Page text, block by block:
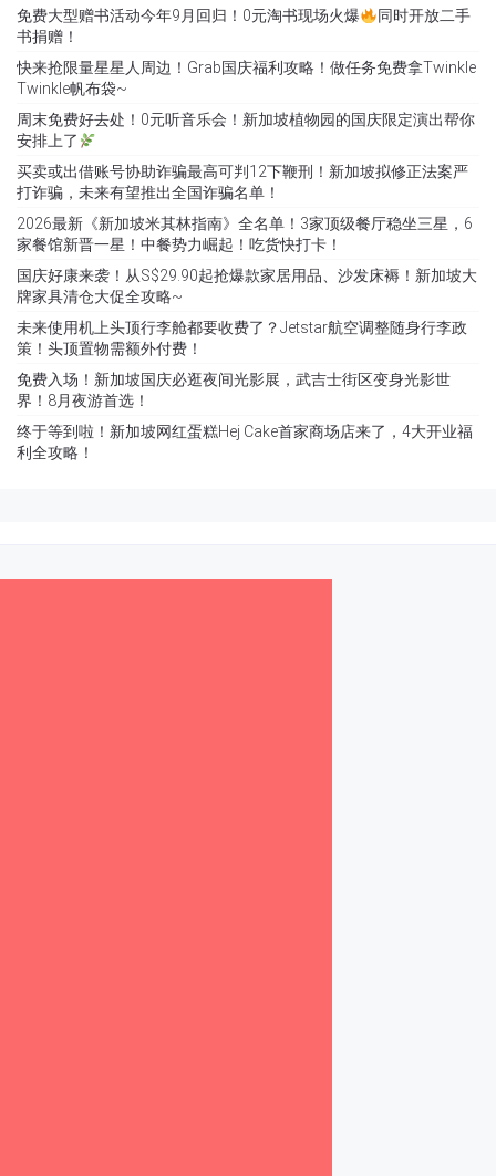
免费大型赠书活动今年9月回归！0元淘书现场火爆
同时开放二手
书捐赠！
快来抢限量星星人周边！Grab国庆福利攻略！做任务免费拿Twinkle
Twinkle帆布袋~
周末免费好去处！0元听音乐会！新加坡植物园的国庆限定演出帮你
安排上了
买卖或出借账号协助诈骗最高可判12下鞭刑！新加坡拟修正法案严
打诈骗，未来有望推出全国诈骗名单！
2026最新《新加坡米其林指南》全名单！3家顶级餐厅稳坐三星，6
家餐馆新晋一星！中餐势力崛起！吃货快打卡！
国庆好康来袭！从S$29.90起抢爆款家居用品、沙发床褥！新加坡大
牌家具清仓大促全攻略~
未来使用机上头顶行李舱都要收费了？Jetstar航空调整随身行李政
策！头顶置物需额外付费！
免费入场！新加坡国庆必逛夜间光影展，武吉士街区变身光影世
界！8月夜游首选！
终于等到啦！新加坡网红蛋糕Hej Cake首家商场店来了，4大开业福
利全攻略！